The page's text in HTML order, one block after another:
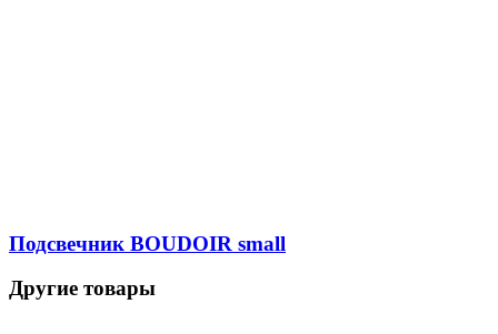
Подсвечник BOUDOIR small
Другие товары